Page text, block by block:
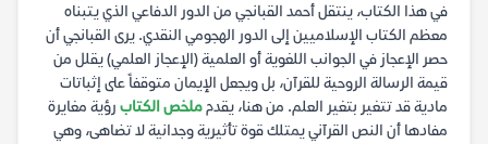
في هذا الكتاب، ينتقل أحمد القبانجي من الدور الدفاعي الذي يتبناه
معظم الكتاب الإسلاميين إلى الدور الهجومي النقدي. يرى القبانجي أن
حصر الإعجاز في الجوانب اللغوية أو العلمية (الإعجاز العلمي) يقلل من
قيمة الرسالة الروحية للقرآن، بل ويجعل الإيمان متوقفاً على إثباتات
مادية قد تتغير بتغير العلم. من هنا، يقدمملخص الكتاب رؤية مغايرة
مفادها أن النص القرآني يمتلك قوة تأثيرية وجدانية لا تضاهى، وهي